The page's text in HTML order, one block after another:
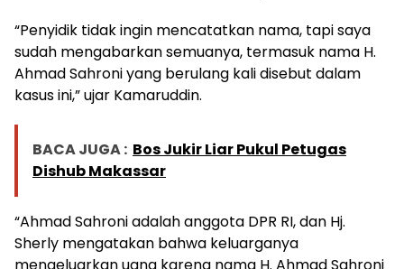
“Penyidik tidak ingin mencatatkan nama, tapi saya
sudah mengabarkan semuanya, termasuk nama H.
Ahmad Sahroni yang berulang kali disebut dalam
kasus ini,” ujar Kamaruddin.
BACA JUGA : Bos Jukir Liar Pukul Petugas
Dishub Makassar
“Ahmad Sahroni adalah anggota DPR RI, dan Hj.
Sherly mengatakan bahwa keluarganya